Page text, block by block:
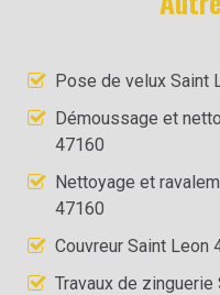
Pose de velux Saint
Démoussage et
47160
Nettoyage et
47160
Couvreur Saint Leon
Travaux de